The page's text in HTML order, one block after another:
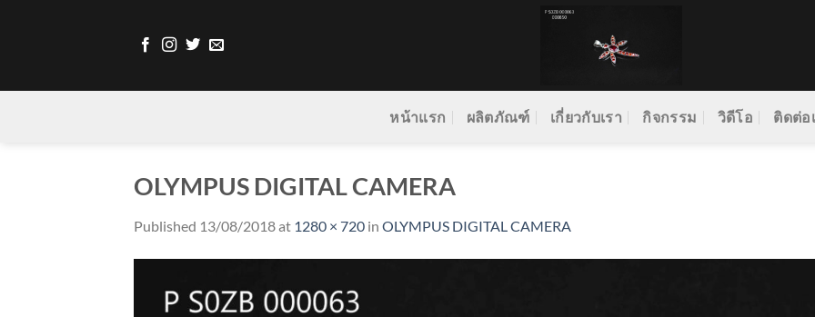
หน้าแรก ผลิตภัณฑ์ เกี่ยวกับเรา กิจกรรม วิดีโอ ติดต่อ
OLYMPUS DIGITAL CAMERA
Published 13/08/2018at 1280 × 720 in OLYMPUS DIGITAL CAMERA